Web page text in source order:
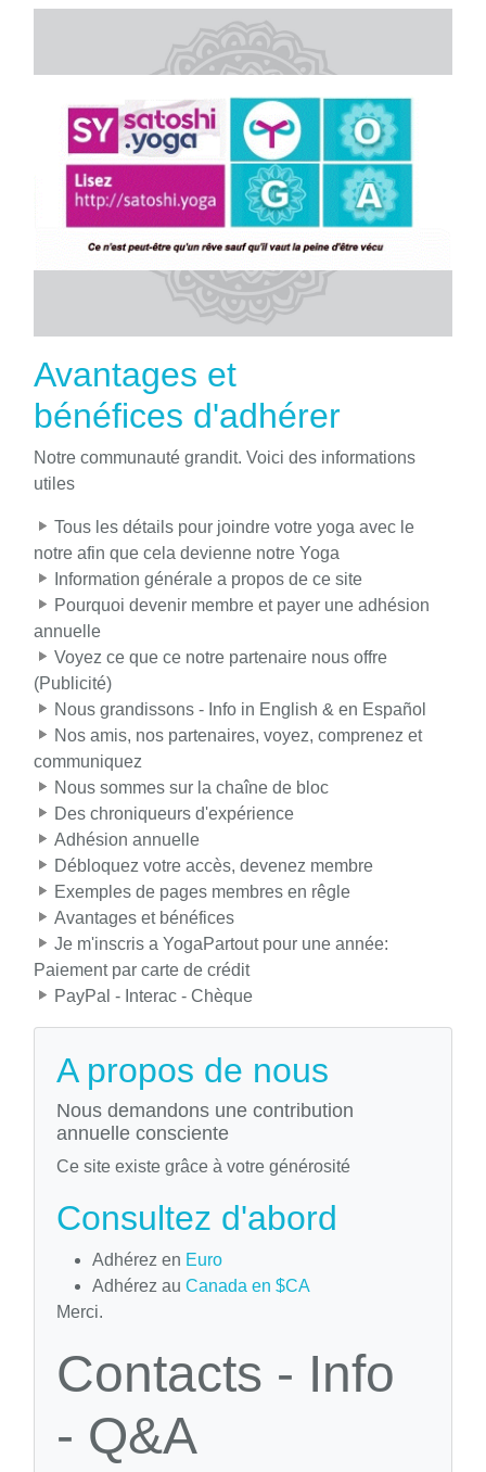
Avantages et
bénéfices d'adhérer
Notre communauté grandit. Voici des informations
utiles
Tous les détails pour joindre votre yoga avec le
notre afin que cela devienne notre Yoga
Information générale a propos de ce site
Pourquoi devenir membre et payer une adhésion
annuelle
Voyez ce que ce notre partenaire nous offre
(Publicité)
Nous grandissons - Info in English & en Español
Nos amis, nos partenaires, voyez, comprenez et
communiquez
Nous sommes sur la chaîne de bloc
Des chroniqueurs d'expérience
Adhésion annuelle
Débloquez votre accès, devenez membre
Exemples de pages membres en rêgle
Avantages et bénéfices
Je m'inscris a YogaPartout pour une année:
Paiement par carte de crédit
PayPal - Interac - Chèque
A propos de nous
Nous demandons une contribution
annuelle consciente
Ce site existe grâce à votre générosité
Consultez d'abord
Adhérez en Euro
Adhérez au Canada en $CA
Merci.
Contacts - Info
- Q&A